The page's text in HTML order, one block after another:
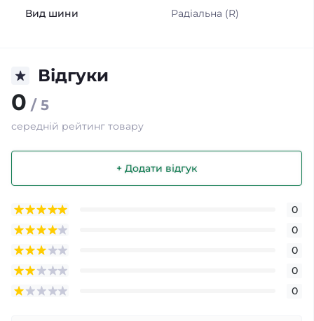
Вид шини Радіальна (R)
Відгуки
0 / 5
середній рейтинг товару
+ Додати відгук
0
0
0
0
0